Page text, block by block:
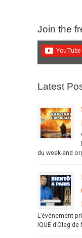
Join the
Latest
du week-end
L’événement
IQUE d’Oleg